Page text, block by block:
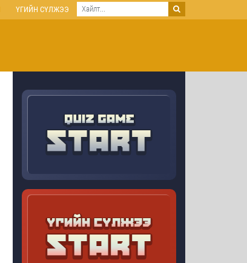
ҮГИЙН СҮЛЖЭЭ